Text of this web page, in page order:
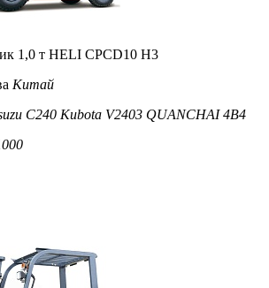
1,0 т HELI CPСD10 H3
Китай
C240 Kubota V2403 QUANCHAI 4B4